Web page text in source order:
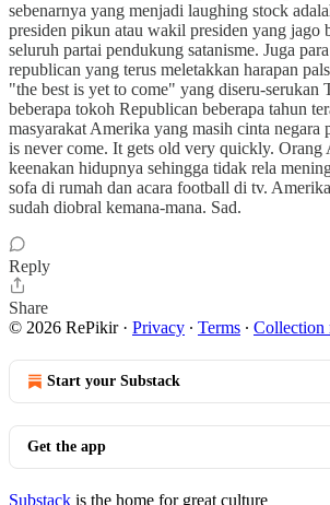
sebenarnya yang menjadi laughing stock
presiden pikun atau wakil presiden yang jago
seluruh partai pendukung satanisme. Juga
republican yang terus meletakkan harapan
"the best is yet to come" yang diseru-serukan
beberapa tokoh Republican beberapa tahun
masyarakat Amerika yang masih cinta negara
is never come. It gets old very quickly. Orang
keenakan hidupnya sehingga tidak rela
sofa di rumah dan acara football di tv.
sudah diobral kemana-mana. Sad.
Reply
Share
© 2026 RePikir· Privacy ∙ Terms ∙ Collection
Start your Substack
Get the app
Substack is the home for great culture